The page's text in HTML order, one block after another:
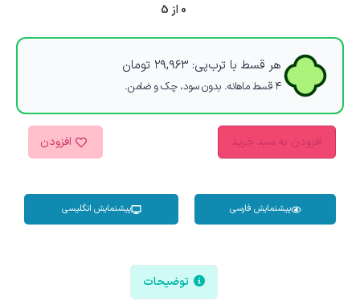
0 از 5
هر قسط با ترب‌پی: ۲۹,۹۶۳ تومان
۴ قسط ماهانه. بدون سود، چک و ضامن.
افزودن به سبد خرید افزودن
پیشنمایش فارسی پیشنمایش انگلیسی
توضیحات